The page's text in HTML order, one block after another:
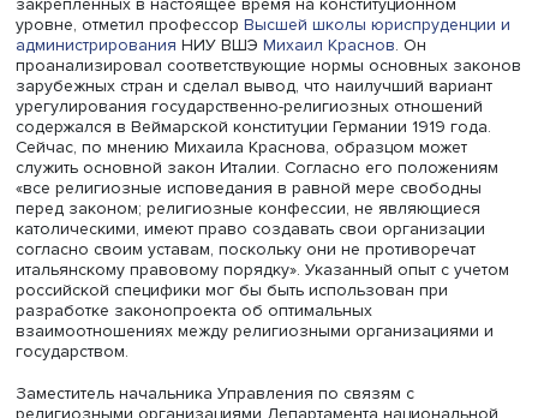
Игумен Серапион напомнил, что до принятия указа был
установлен запрет на переход из православия в другие
религии, а внутри иных конфессий такой переход был
затруднителен; отдельные религиозные общины
подвергались более мягкой (меннониты) или жесткой
(старообрядцы) дискриминации. Указ разрешил
одной религии в другую, новообращенным христианам
желанию возвращаться в их прошлое
наконец, был урегулирован статус старообрядцев,
перестали называть раскольниками. В то же время
провозглашал свободу совести, т.е. человек не мог
себя атеистом. Вопрос о соотношении свободы
свободы вероисповедания сохраняет свою
сегодня.
Провозглашение веротерпимости — это только первый
признанию свободы совести и свободы
закрепленных в настоящее время на конституционном